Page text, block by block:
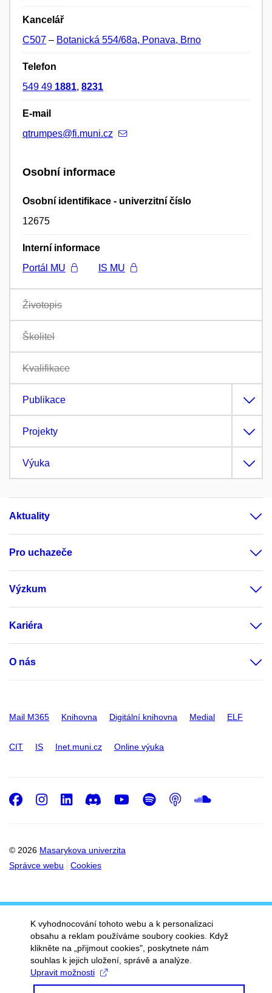
Kancelář
C507 – Botanická 554/68a, Ponava, Brno
Telefon
549 49 1881, 8231
E-mail
qtrumpes@fi.muni.cz
Osobní informace
Osobní identifikace - univerzitní číslo
12675
Interní informace
Portál MU
IS MU
Životopis
Školitel
Kvalifikace
Publikace
Projekty
Výuka
Aktuality
Pro uchazeče
Výzkum
Kariéra
O nás
Mail M365 Knihovna Digitální knihovna Medial ELF
CIT IS Inet.muni.cz Online výuka
© 2026 Masarykova univerzita
Správce webu
Cookies
Facebook
Instagram
LinkedIn
DiscordYoutube
Spotify
Podcast
K vyhodnocování tohoto webu a k personalizaci
obsahu a reklam používáme soubory cookies. Když
klikněte na „přijmout cookies", poskytnete nám
souhlas k jejich uložení, správě a analýze.
Upravit možnosti